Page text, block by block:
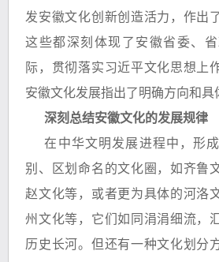
发安徽文化创新创造活力，作出
这些都深刻体现了安徽省委、
际，贯彻落实习近平文化思想上
安徽文化发展指出了明确方向和具
深刻总结安徽文化的发展规律
在中华文明发展进程中，形
别、区划命名的文化圈，如齐鲁
赵文化等，或者更为具体的河洛
州文化等，它们如同涓涓细流，
历史长河。但还有一种文化划分